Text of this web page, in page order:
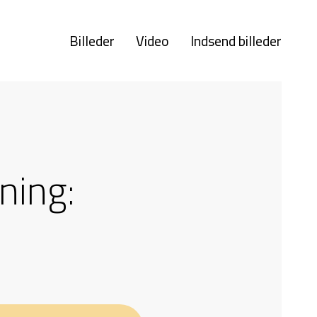
Billeder Video Indsend billeder